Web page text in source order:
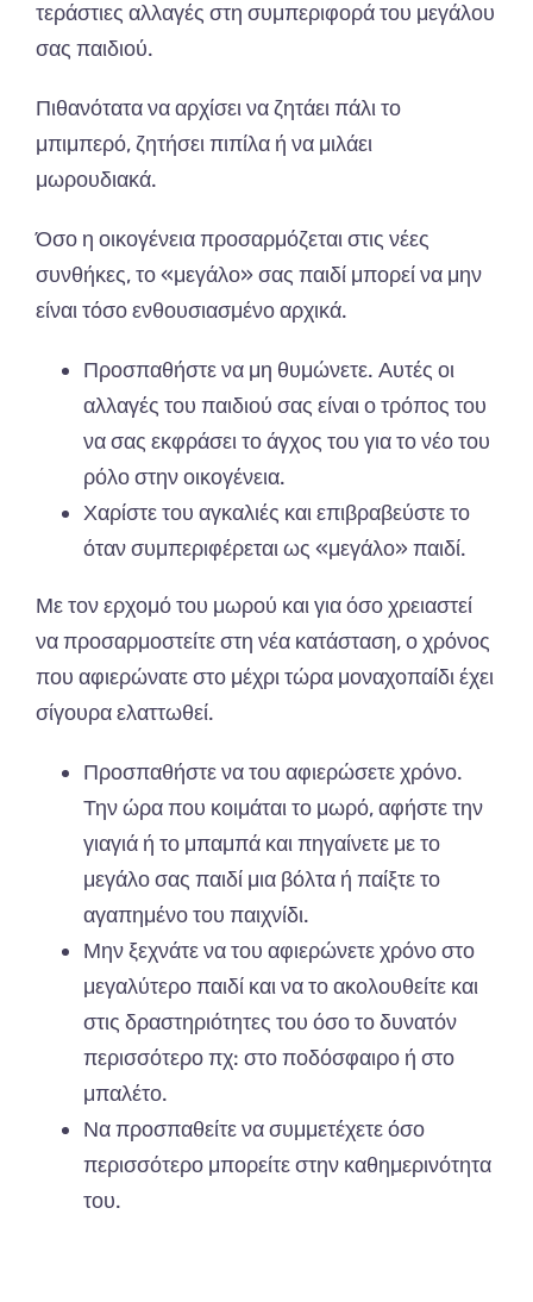
τεράστιες αλλαγές στη συμπεριφορά του μεγάλου
σας παιδιού.
Πιθανότατα να αρχίσει να ζητάει πάλι το
μπιμπερό, ζητήσει πιπίλα ή να μιλάει
μωρουδιακά.
Όσο η οικογένεια προσαρμόζεται στις νέες
συνθήκες, το «μεγάλο» σας παιδί μπορεί να μην
είναι τόσο ενθουσιασμένο αρχικά.
Προσπαθήστε να μη θυμώνετε. Αυτές οι
αλλαγές του παιδιού σας είναι ο τρόπος του
να σας εκφράσει το άγχος του για το νέο του
ρόλο στην οικογένεια.
Χαρίστε του αγκαλιές και επιβραβεύστε το
όταν συμπεριφέρεται ως «μεγάλο» παιδί.
Με τον ερχομό του μωρού και για όσο χρειαστεί
να προσαρμοστείτε στη νέα κατάσταση, ο χρόνος
που αφιερώνατε στο μέχρι τώρα μοναχοπαίδι έχει
σίγουρα ελαττωθεί.
Προσπαθήστε να του αφιερώσετε χρόνο.
Την ώρα που κοιμάται το μωρό, αφήστε την
γιαγιά ή το μπαμπά και πηγαίνετε με το
μεγάλο σας παιδί μια βόλτα ή παίξτε το
αγαπημένο του παιχνίδι.
Μην ξεχνάτε να του αφιερώνετε χρόνο στο
μεγαλύτερο παιδί και να το ακολουθείτε και
στις δραστηριότητες του όσο το δυνατόν
περισσότερο πχ: στο ποδόσφαιρο ή στο
μπαλέτο.
Να προσπαθείτε να συμμετέχετε όσο
περισσότερο μπορείτε στην καθημερινότητα
του.